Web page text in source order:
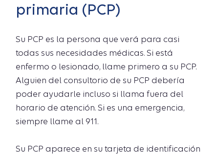
primaria (PCP)
Su PCP es la persona que verá para casi
todas sus necesidades médicas. Si está
enfermo o lesionado, llame primero a su PCP.
Alguien del consultorio de su PCP debería
poder ayudarle incluso si llama fuera del
horario de atención. Si es una emergencia,
siempre llame al 911.
Su PCP aparece en su tarjeta de identificación